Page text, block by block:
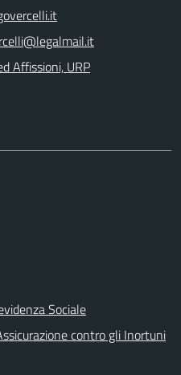
Affissioni, URP
Sociale
contro gli Inortuni